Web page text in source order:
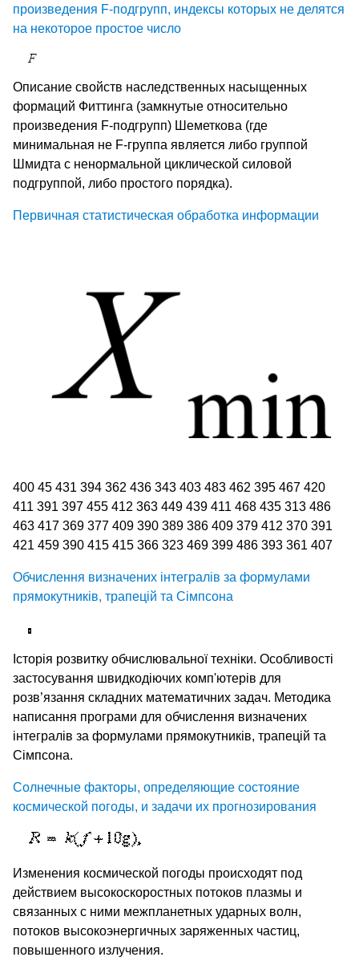
произведения F-подгрупп, индексы которых не делятся
на некоторое простое число
Описание свойств наследственных насыщенных
формаций Фиттинга (замкнутые относительно
произведения F-подгрупп) Шеметкова (где
минимальная не F-группа является либо группой
Шмидта с ненормальной циклической силовой
подгруппой, либо простого порядка).
Первичная статистическая обработка информации
400 45 431 394 362 436 343 403 483 462 395 467 420
411 391 397 455 412 363 449 439 411 468 435 313 486
463 417 369 377 409 390 389 386 409 379 412 370 391
421 459 390 415 415 366 323 469 399 486 393 361 407
Обчислення визначених інтегралів за формулами
прямокутників, трапецій та Сімпсона
Історія розвитку обчислювальної техніки. Особливості
застосування швидкодіючих комп'ютерів для
розв’язання складних математичних задач. Методика
написання програми для обчислення визначених
інтегралів за формулами прямокутників, трапецій та
Сімпсона.
Солнечные факторы, определяющие состояние
космической погоды, и задачи их прогнозирования
Изменения космической погоды происходят под
действием высокоскоростных потоков плазмы и
связанных с ними межпланетных ударных волн,
потоков высокоэнергичных заряженных частиц,
повышенного излучения.